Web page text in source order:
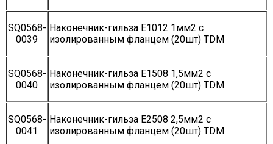
SQ0568-
0039
Наконечник-гильза Е1012 1мм2 с
изолированным фланцем (20шт) TDM
SQ0568-
0040
Наконечник-гильза Е1508 1,5мм2 с
изолированным фланцем (20шт) TDM
SQ0568-
0041
Наконечник-гильза Е2508 2,5мм2 с
изолированным фланцем (20шт) TDM